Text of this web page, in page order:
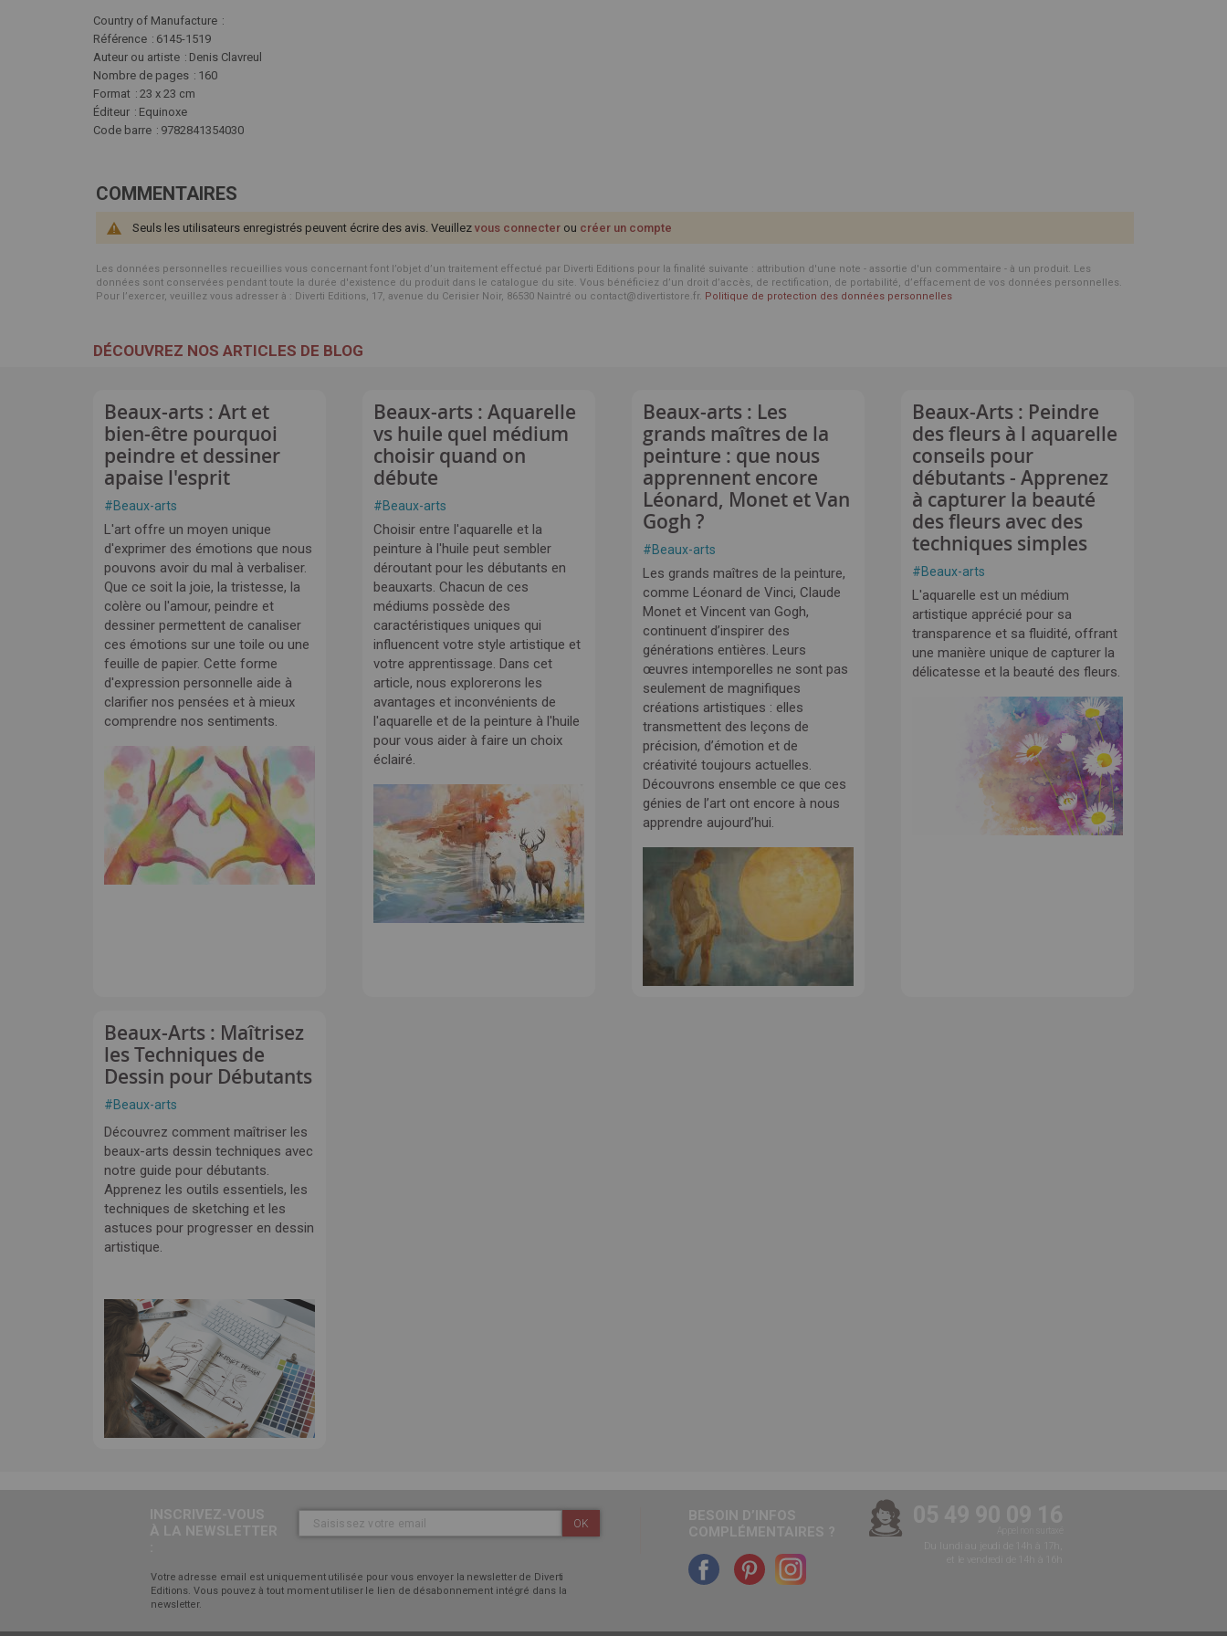
Plus
d'infos
Country of Manufacture
Référence
6145-1519
Auteur ou artiste
Denis Clavreul
Nombre de pages
160
Format
23 x 23 cm
Éditeur
Equinoxe
Code barre
9782841354030
COMMENTAIRES
Seuls les utilisateurs enregistrés peuvent écrire des avis. Veuillez vous connecter ou créer un compte
Les données personnelles recueillies vous concernant font l’objet d’un traitement effectué par Diverti Editions pour la finalité suivante : attribution d'une note - assortie d'un commentaire - à un produit. Les
données sont conservées pendant toute la durée d'existence du produit dans le catalogue du site. Vous bénéficiez d’un droit d’accès, de rectification, de portabilité, d’effacement de vos données personnelles.
Pour l’exercer, veuillez vous adresser à : Diverti Editions, 17, avenue du Cerisier Noir, 86530 Naintré ou contact@divertistore.fr. Politique de protection des données personnelles
DÉCOUVREZ NOS ARTICLES DE BLOG
Beaux-arts : Art et
bien-être pourquoi
peindre et dessiner
apaise l'esprit
#Beaux-arts
L'art offre un moyen unique
d'exprimer des émotions que nous
pouvons avoir du mal à verbaliser.
Que ce soit la joie, la tristesse, la
colère ou l'amour, peindre et
dessiner permettent de canaliser
ces émotions sur une toile ou une
feuille de papier. Cette forme
d'expression personnelle aide à
clarifier nos pensées et à mieux
comprendre nos sentiments.
Beaux-arts : Aquarelle
vs huile quel médium
choisir quand on
débute
#Beaux-arts
Choisir entre l'aquarelle et la
peinture à l'huile peut sembler
déroutant pour les débutants en
beauxarts. Chacun de ces
médiums possède des
caractéristiques uniques qui
influencent votre style artistique et
votre apprentissage. Dans cet
article, nous explorerons les
avantages et inconvénients de
l'aquarelle et de la peinture à l'huile
pour vous aider à faire un choix
éclairé.
Beaux-arts : Les
grands maîtres de la
peinture : que nous
apprennent encore
Léonard, Monet et Van
Gogh ?
#Beaux-arts
Les grands maîtres de la peinture,
comme Léonard de Vinci, Claude
Monet et Vincent van Gogh,
continuent d’inspirer des
générations entières. Leurs
œuvres intemporelles ne sont pas
seulement de magnifiques
créations artistiques : elles
transmettent des leçons de
précision, d’émotion et de
créativité toujours actuelles.
Découvrons ensemble ce que ces
génies de l’art ont encore à nous
apprendre aujourd’hui.
Beaux-Arts : Peindre
des fleurs à l aquarelle
conseils pour
débutants - Apprenez
à capturer la beauté
des fleurs avec des
techniques simples
#Beaux-arts
L'aquarelle est un médium
artistique apprécié pour sa
transparence et sa fluidité, offrant
une manière unique de capturer la
délicatesse et la beauté des fleurs.
Beaux-Arts : Maîtrisez
les Techniques de
Dessin pour Débutants
#Beaux-arts
Découvrez comment maîtriser les
beaux-arts dessin techniques avec
notre guide pour débutants.
Apprenez les outils essentiels, les
techniques de sketching et les
astuces pour progresser en dessin
artistique.
OK
Votre adresse email est uniquement utilisée pour vous envoyer la newsletter de Diverti
Editions. Vous pouvez à tout moment utiliser le lien de désabonnement intégré dans la
newsletter.